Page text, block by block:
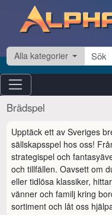
Hoppa till innehåll
Alla kategorier
Brädspel
Upptäck ett av Sveriges
sällskapsspel hos oss!
strategispel och
och tillfällen. Oavsett om
eller tidlösa klassiker,
vänner och familj kring
sortiment och låt oss